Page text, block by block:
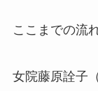
ここまでの流
女院藤原詮子